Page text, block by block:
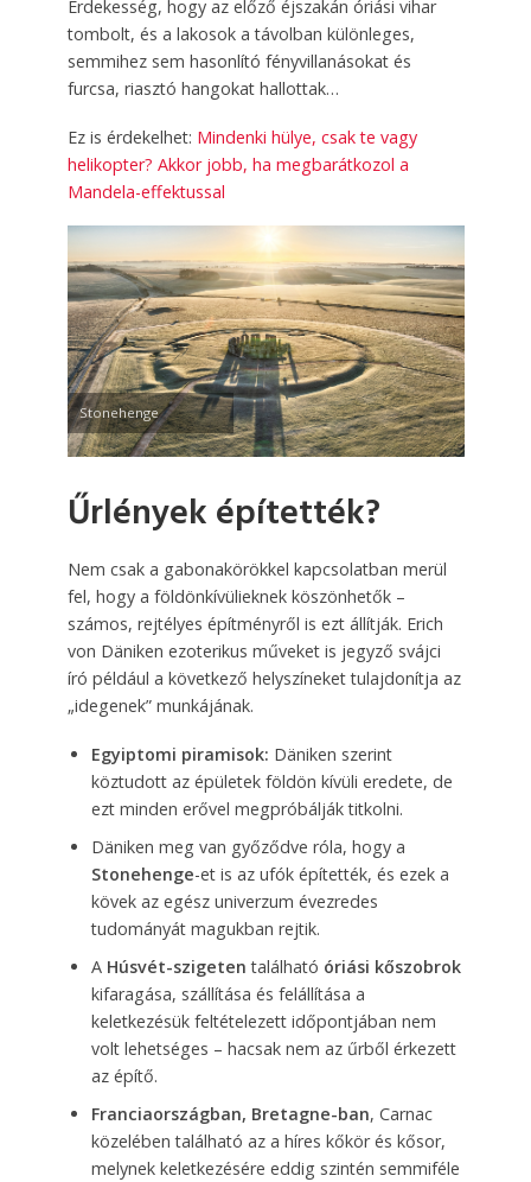
Érdekesség, hogy az előző éjszakán óriási vihar
tombolt, és a lakosok a távolban különleges,
semmihez sem hasonlító fényvillanásokat és
furcsa, riasztó hangokat hallottak…
Ez is érdekelhet: Mindenki hülye, csak te vagy
helikopter? Akkor jobb, ha megbarátkozol a
Mandela-effektussal
Stonehenge
Űrlények építették?
Nem csak a gabonakörökkel kapcsolatban merül
fel, hogy a földönkívülieknek köszönhetők –
számos, rejtélyes építményről is ezt állítják. Erich
von Däniken ezoterikus műveket is jegyző svájci
író például a következő helyszíneket tulajdonítja az
„idegenek” munkájának.
Egyiptomi piramisok: Däniken szerint
köztudott az épületek földön kívüli eredete, de
ezt minden erővel megpróbálják titkolni.
Däniken meg van győződve róla, hogy a
Stonehenge-et is az ufók építették, és ezek a
kövek az egész univerzum évezredes
tudományát magukban rejtik.
A Húsvét-szigeten található óriási kőszobrok
kifaragása, szállítása és felállítása a
keletkezésük feltételezett időpontjában nem
volt lehetséges – hacsak nem az űrből érkezett
az építő.
Franciaországban, Bretagne-ban, Carnac
közelében található az a híres kőkör és kősor,
melynek keletkezésére eddig szintén semmiféle